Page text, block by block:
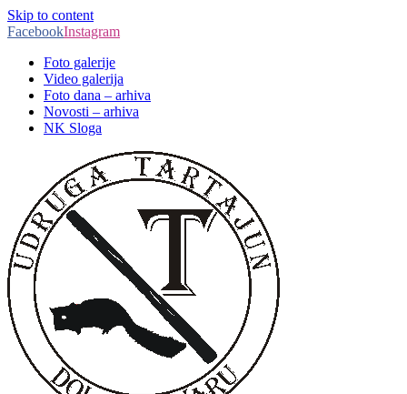
Skip to content
FacebookInstagram
Foto galerije
Video galerija
Foto dana – arhiva
Novosti – arhiva
NK Sloga